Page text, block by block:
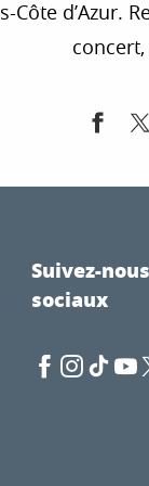
Côte
Delphine Perrot
Suivez-
sociaux